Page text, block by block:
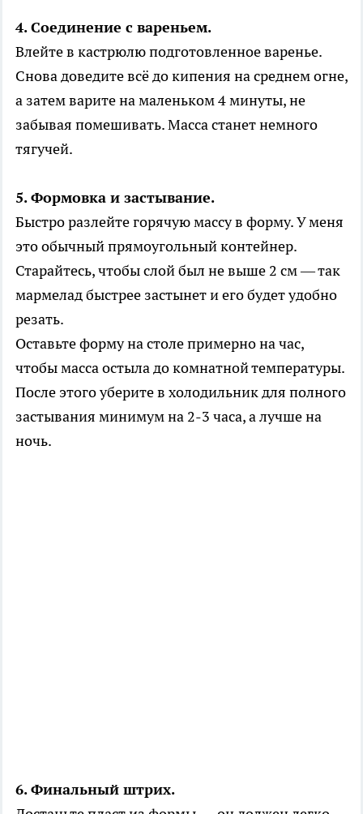
4. Соединение с вареньем.
Влейте в кастрюлю подготовленное варенье.
Снова доведите всё до кипения на среднем огне,
а затем варите на маленьком 4 минуты, не
забывая помешивать. Масса станет немного
тягучей.
5. Формовка и застывание.
Быстро разлейте горячую массу в форму. У меня
это обычный прямоугольный контейнер.
Старайтесь, чтобы слой был не выше 2 см — так
мармелад быстрее застынет и его будет удобно
резать.
Оставьте форму на столе примерно на час,
чтобы масса остыла до комнатной температуры.
После этого уберите в холодильник для полного
застывания минимум на 2-3 часа, а лучше на
ночь.
6. Финальный штрих.